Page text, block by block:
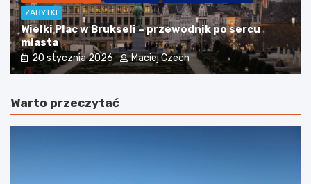
ZABYTKI
Wielki Plac w Brukseli – przewodnik po sercu
miasta
20 stycznia 2026 Maciej Czech
Warto przeczytać